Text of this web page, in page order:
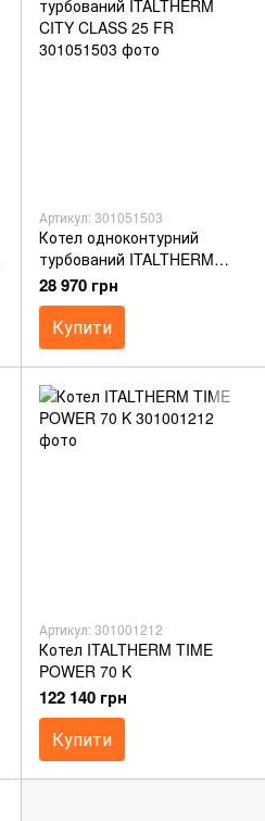
Артикул: 301051503
Котел одноконтурний
турбований ITALTHERM
CITY CLASS 25 FR
28 970 грн
Купити
Артикул: 301001212
Котел ITALTHERM TIME
POWER 70 K
122 140 грн
Купити